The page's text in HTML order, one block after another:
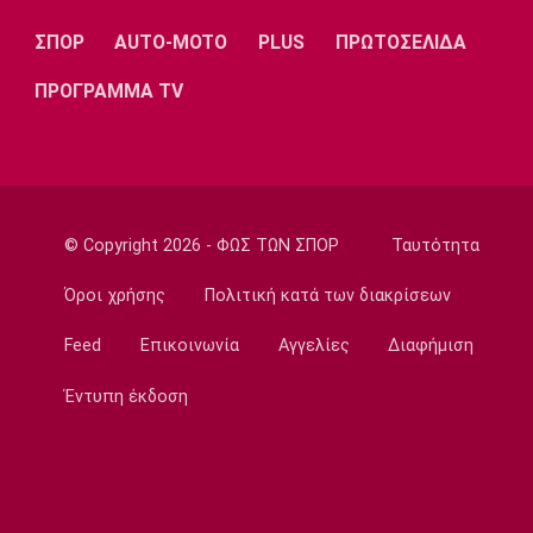
Ποδόσφαιρο - Διεθνή
πλήρωσε εξαψήφιο ποσό σε πρώην
μέσα από το παράδειγμά μου»
07:40
Ντιομαντέ: «Όταν μου έκανε πρόταση η Ρεάλ
ΣΠΟΡ AUTO-MOTO PLUS ΠΡΩΤΟΣΕΛΙΔΑ
ΠΡΟΓΡΑΜΜΑ TV
© Copyright 2026 - ΦΩΣ ΤΩΝ ΣΠΟΡ Ταυτότητα
Όροι χρήσης Πολιτική κατά των διακρίσεων
Feed Επικοινωνία Αγγελίες Διαφήμιση
Έντυπη έκδοση